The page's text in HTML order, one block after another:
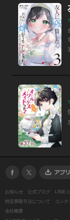
お知らせ 公式ブログ LINE
特定商取引法について
コンテ
会社概要